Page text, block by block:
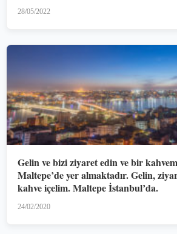
28/05/2022
Gelin ve bizi ziyaret edin ve bir
Maltepe’de yer almaktadır. Gelin,
kahve içelim. Maltepe İstanbul’da.
24/02/2020